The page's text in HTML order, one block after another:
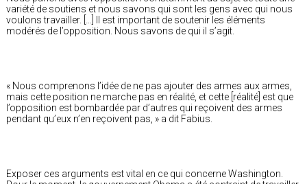
variété de soutiens et nous savons qui sont les gens avec qui nous
voulons travailler. […] Il est important de soutenir les éléments
modérés de l’opposition. Nous savons de qui il s’agit.
« Nous comprenons l’idée de ne pas ajouter des armes aux armes,
mais cette position ne marche pas en réalité, et cette [réalité] est que
l’opposition est bombardée par d’autres qui reçoivent des armes
pendant qu’eux n’en reçoivent pas, » a dit Fabius.
Exposer ces arguments est vital en ce qui concerne Washington.